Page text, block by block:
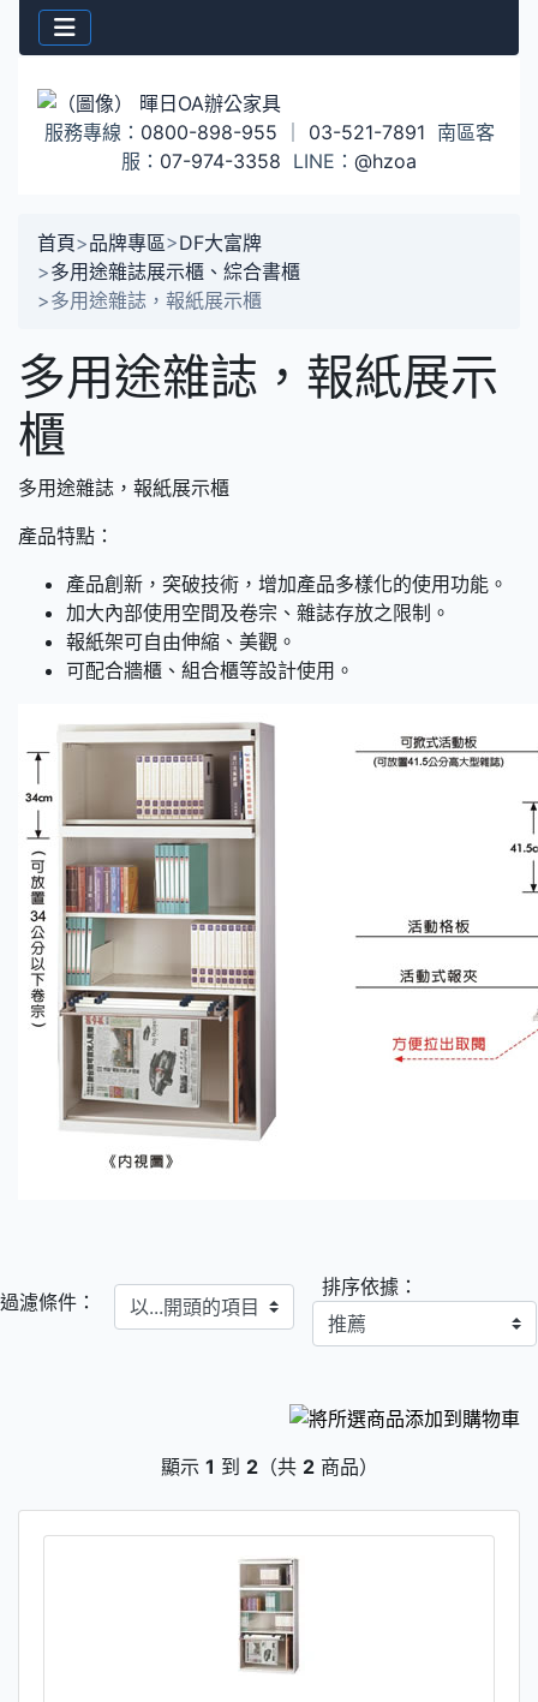
服務專線： 0800-898-955 03-521-7891 南區客
服： 07-974-3358 LINE： @hzoa
首頁>品牌專區>DF大富牌
>多用途雜誌展示櫃、綜合書櫃
>多用途雜誌，報紙展示櫃
多用途雜誌，報紙展示
櫃
多用途雜誌，報紙展示櫃
產品特點：
產品創新，突破技術，增加產品多樣化的使用功能。
加大內部使用空間及卷宗、雜誌存放之限制。
報紙架可自由伸縮、美觀。
可配合牆櫃、組合櫃等設計使用。
過濾條件： 以...開頭的項目 排序依據：
顯示 1 到 2（共 2商品）